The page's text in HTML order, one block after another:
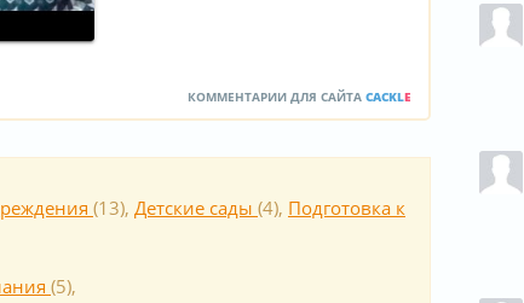
КОММЕНТАРИИ ДЛЯ САЙТА CACKLE
(13), Детские сады (4), Подготовка к
(5),